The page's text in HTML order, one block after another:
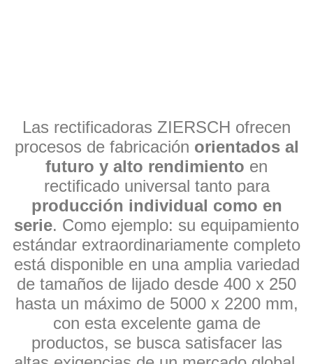
Las rectificadoras ZIERSCH ofrecen
procesos de fabricación orientados al
futuro y alto rendimiento en
rectificado universal tanto para
producción individual como en
serie. Como ejemplo: su equipamiento
estándar extraordinariamente completo
está disponible en una amplia variedad
de tamaños de lijado desde 400 x 250
hasta un máximo de 5000 x 2200 mm,
con esta excelente gama de
productos, se busca satisfacer las